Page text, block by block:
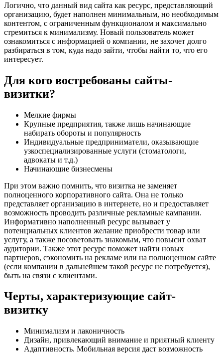
Логично, что данный вид сайта как ресурс, представляющий
организацию, будет наполнен минимальным, но необходимым
контентом, с ограниченным функционалом и максимально
стремиться к минимализму. Новый пользователь может
ознакомиться с информацией о компании, не захочет долго
разбираться в том, куда надо зайти, чтобы найти то, что его
интересует.
Для кого востребованы сайты-
визитки?
Мелкие фирмы
Крупные предприятия, также лишь начинающие
набирать обороты и популярность
Индивидуальные предприниматели, оказывающие
узкоспециализированные услуги (стоматологи,
адвокаты и т.д.)
Начинающие бизнесмены
При этом важно помнить, что визитка не заменяет
полноценного корпоративного сайта. Она не только
представляет организацию в интернете, но и предоставляет
возможность проводить различные рекламные кампании.
Информативно наполненный ресурс вызывает у
потенциальных клиентов желание приобрести товар или
услугу, а также посоветовать знакомым, что повысит охват
аудитории. Также этот ресурс поможет найти новых
партнеров, сэкономить на рекламе или на полноценном сайте
(если компании в дальнейшем такой ресурс не потребуется),
быть на связи с клиентами.
Черты, характеризующие сайт-
визитку
Минимализм и лаконичность
Дизайн, привлекающий внимание и приятный клиенту
Адаптивность. Мобильная версия даст возможность